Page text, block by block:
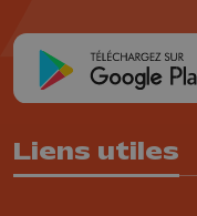
Liens utiles